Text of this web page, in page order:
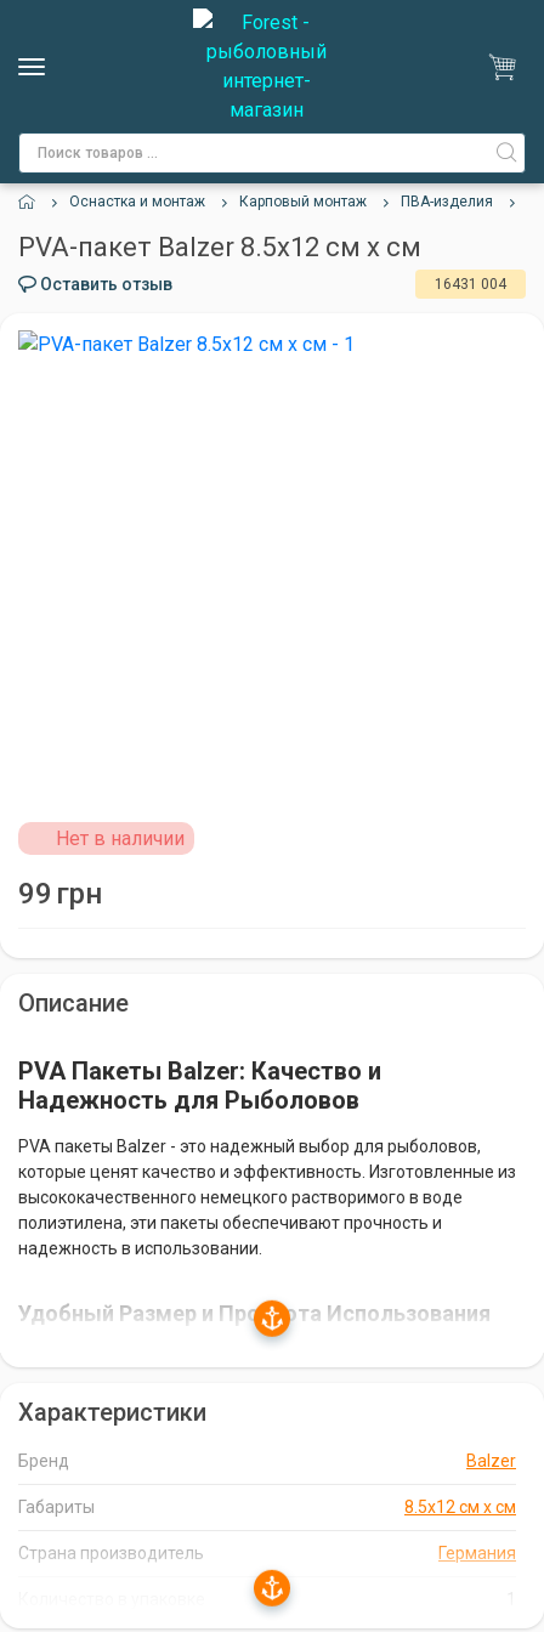
Оснастка и монтаж Карповый монтаж ПВА-изделия
PVA-пакет Balzer 8.5х12 см х см
Оставить отзыв 16431 004
Нет в наличии
99 грн
Описание
PVA Пакеты Balzer: Качество и
Надежность для Рыболовов
PVA пакеты Balzer - это надежный выбор для рыболовов,
которые ценят качество и эффективность. Изготовленные из
высококачественного немецкого растворимого в воде
полиэтилена, эти пакеты обеспечивают прочность и
надежность в использовании.
Удобный Размер и Простота Использования
Они просты в использовании: заполните пакет приманкой,
и вы готовы к рыбалке.
Эффективность и Результативность
PVA пакеты Balzer помогут вам легко и эффективно
доставить приманку в нужное место. Они быстро
Характеристики
Бренд Balzer
Габариты 8.5х12 см х см
Страна производитель Германия